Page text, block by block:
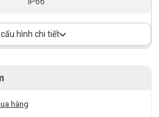
hình chi tiết
hàng